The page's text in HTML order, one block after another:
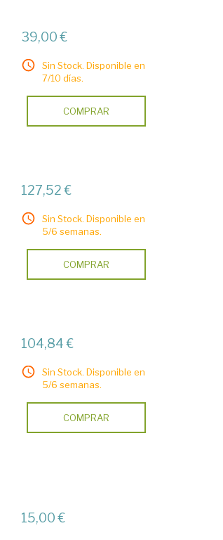
39,00 €
Sin Stock. Disponible en
7/10 días.
COMPRAR
127,52 €
Sin Stock. Disponible en
5/6 semanas.
COMPRAR
104,84 €
Sin Stock. Disponible en
5/6 semanas.
COMPRAR
15,00 €